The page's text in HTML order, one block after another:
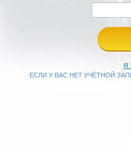
Я
ЕСЛИ У ВАС НЕТ УЧЁТНОЙ